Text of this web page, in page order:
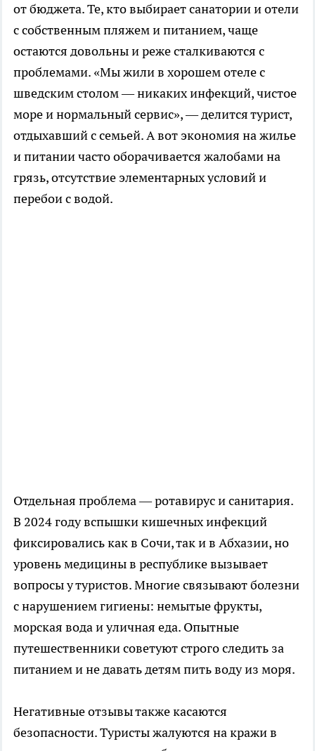
от бюджета. Те, кто выбирает санатории и отели
с собственным пляжем и питанием, чаще
остаются довольны и реже сталкиваются с
проблемами. «Мы жили в хорошем отеле с
шведским столом — никаких инфекций, чистое
море и нормальный сервис», — делится турист,
отдыхавший с семьей. А вот экономия на жилье
и питании часто оборачивается жалобами на
грязь, отсутствие элементарных условий и
перебои с водой.
Отдельная проблема — ротавирус и санитария.
В 2024 году вспышки кишечных инфекций
фиксировались как в Сочи, так и в Абхазии, но
уровень медицины в республике вызывает
вопросы у туристов. Многие связывают болезни
с нарушением гигиены: немытые фрукты,
морская вода и уличная еда. Опытные
путешественники советуют строго следить за
питанием и не давать детям пить воду из моря.
Негативные отзывы также касаются
безопасности. Туристы жалуются на кражи в